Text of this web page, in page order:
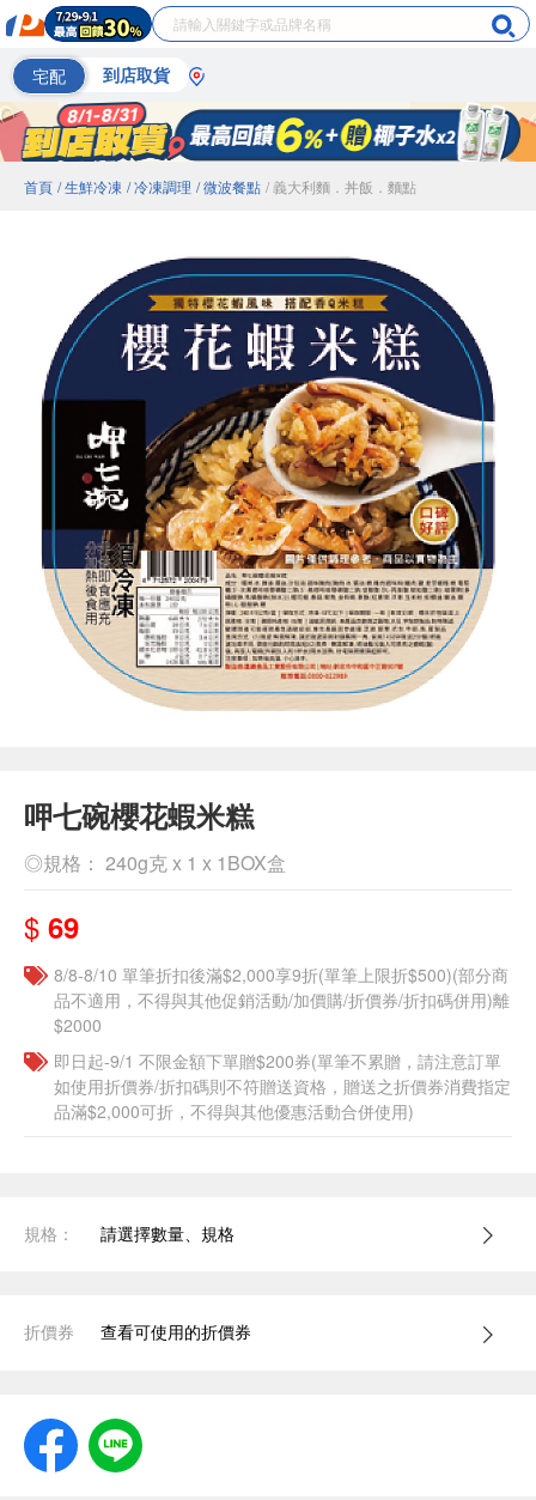
宅配 到店取貨
首頁 / 生鮮冷凍 / 冷凍調理 / 微波餐點 / 義大利麵．丼飯．麵點
呷七碗櫻花蝦米糕
◎規格： 240g克 x 1 x 1BOX盒
$ 69
8/8-8/10 單筆折扣後滿$2,000享9折(單筆上限折$500)(部分商
品不適用，不得與其他促銷活動/加價購/折價券/折扣碼併用)離
$2000
即日起-9/1 不限金額下單贈$200券(單筆不累贈，請注意訂單
如使用折價券/折扣碼則不符贈送資格，贈送之折價券消費指定
品滿$2,000可折，不得與其他優惠活動合併使用)
規格： 請選擇數量、規格
折價券 查看可使用的折價券